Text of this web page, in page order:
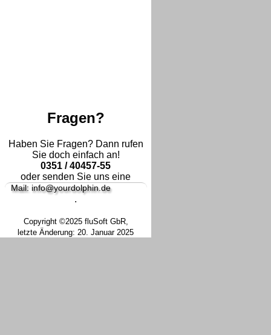
Fragen?
Haben Sie Fragen? Dann rufen
Sie doch einfach an!
0351 / 40457-55
oder senden Sie uns eine
Mail: info@yourdolphin.de
.
Copyright ©2025 fluSoft GbR,
letzte Änderung: 20. Januar 2025